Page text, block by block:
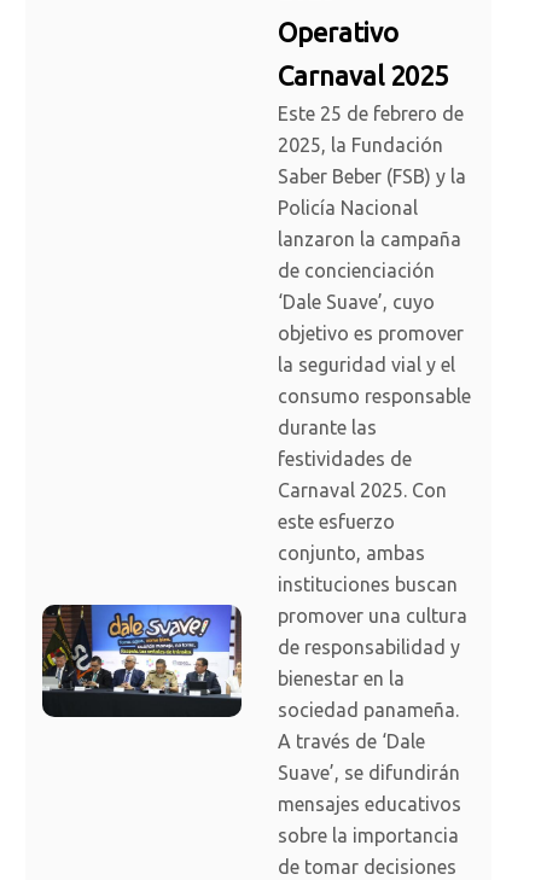
Operativo
Carnaval 2025
Este 25 de febrero de
2025, la Fundación
Saber Beber (FSB) y la
Policía Nacional
lanzaron la campaña
de concienciación
‘Dale Suave’, cuyo
objetivo es promover
la seguridad vial y el
consumo responsable
durante las
festividades de
Carnaval 2025. Con
este esfuerzo
conjunto, ambas
instituciones buscan
promover una cultura
de responsabilidad y
bienestar en la
sociedad panameña.
A través de ‘Dale
Suave’, se difundirán
mensajes educativos
sobre la importancia
de tomar decisiones